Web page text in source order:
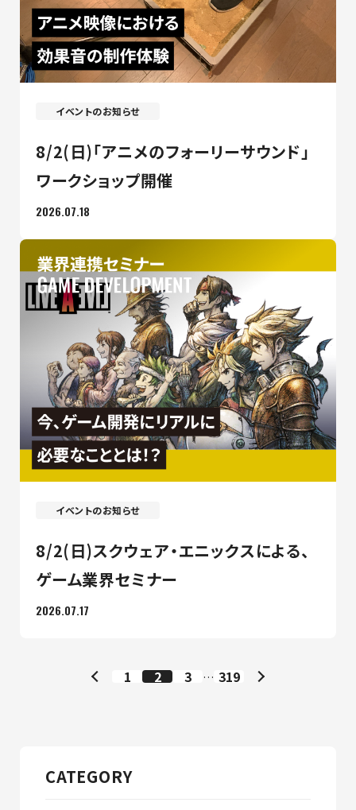
イベントのお知らせ
8/2(日)「アニメのフォーリーサウンド」
ワークショップ開催
2026.07.18
イベントのお知らせ
8/2(日)スクウェア・エニックスによる、
ゲーム業界セミナー
2026.07.17
1 2 3 … 319
CATEGORY